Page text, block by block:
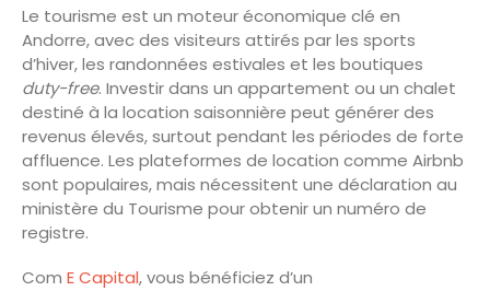
Le tourisme est un moteur économique clé en
Andorre, avec des visiteurs attirés par les sports
d’hiver, les randonnées estivales et les boutiques
duty-free. Investir dans un appartement ou un chalet
destiné à la location saisonnière peut générer des
revenus élevés, surtout pendant les périodes de forte
affluence. Les plateformes de location comme Airbnb
sont populaires, mais nécessitent une déclaration au
ministère du Tourisme pour obtenir un numéro de
registre.
Com E Capital, vous bénéficiez d’un